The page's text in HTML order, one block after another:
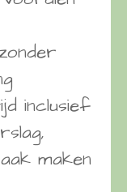
inclusief
maken